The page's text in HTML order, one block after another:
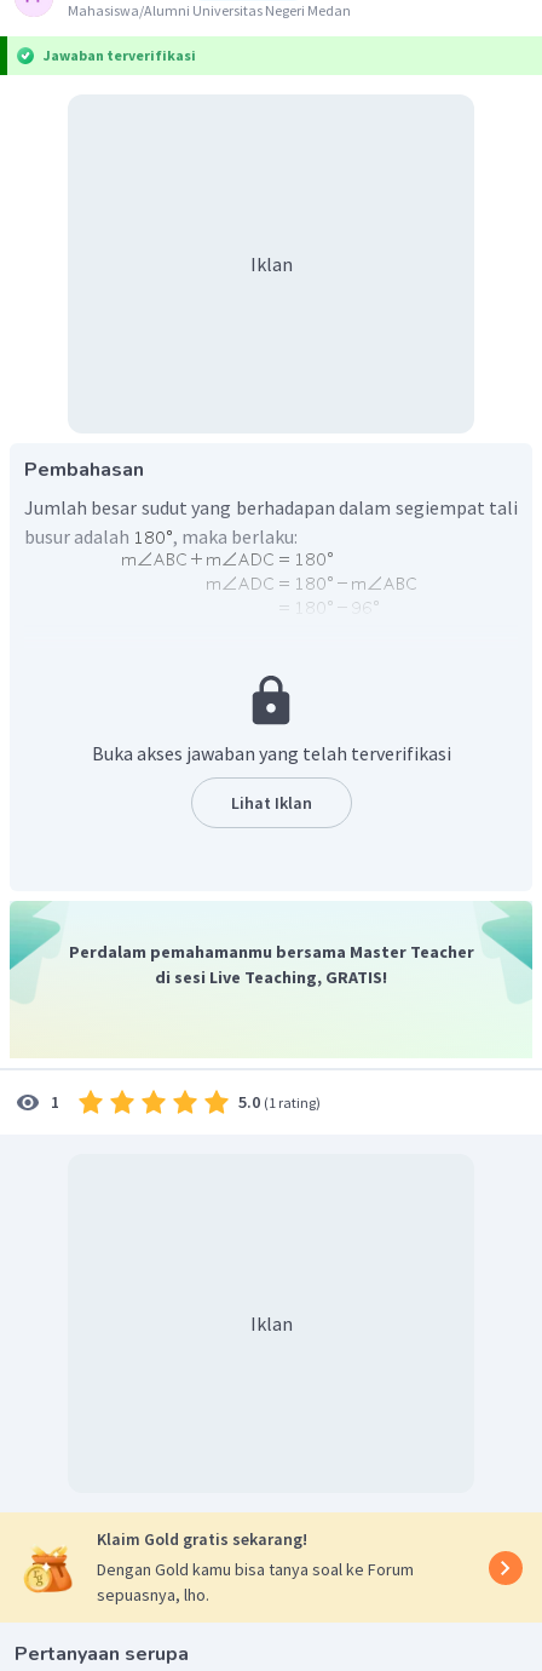
Mahasiswa/Alumni Universitas Negeri Medan
Jawaban terverifikasi
Iklan
Pembahasan
Jumlah besar sudut yang berhadapan dalam segiempat tali
busur adalah
, maka berlaku:
sudut pusat yang menghadap busur yang sama, maka
Dengan demikian, besar ∠APCadalah
Oleh karena itu, jawaban yang benar adalah A.
Buka akses jawaban yang telah terverifikasi
Lihat Iklan
Perdalam pemahamanmu bersama Master Teacher
di sesi Live Teaching, GRATIS!
1 5.0 (1 rating)
Iklan
Klaim Gold gratis sekarang!
Dengan Gold kamu bisa tanya soal ke Forum
sepuasnya, lho.
Pertanyaan serupa